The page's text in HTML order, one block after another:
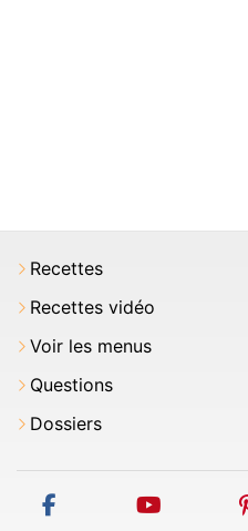
Recettes
Recettes vidéo
Voir les menus
Questions
Dossiers
facebook youtube